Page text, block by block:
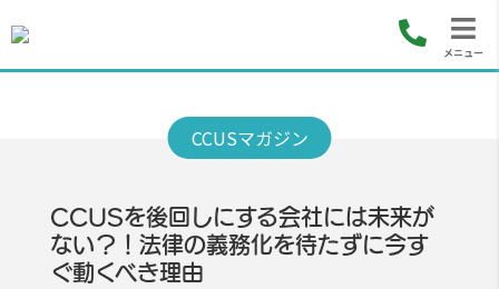
メニュー
CCUSを後回しにする会社には未来が
ない？！法律の義務化を待たずに今す
ぐ動くべき理由